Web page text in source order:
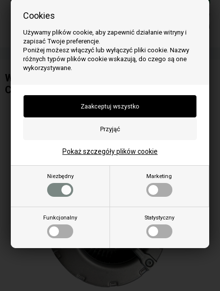
Cookies
Używamy plików cookie, aby zapewnić działanie witryny i
zapisać Twoje preferencje.
Poniżej możesz włączyć lub wyłączyć pliki cookie. Nazwy
różnych typów plików cookie wskazują, do czego są one
wykorzystywane.
Niezbędny Marketing
Funkcjonalny Statystyczny
Pokaż szczegóły plików cookie
W magazynie
dni
Wentylator odsrodkowy do pieca na pellet
Caminetti Montegrappa